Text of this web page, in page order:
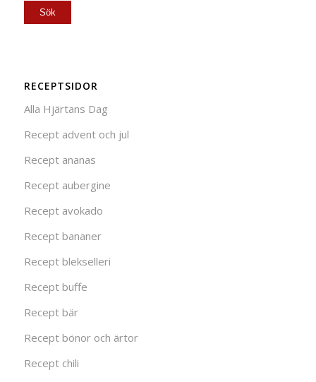
RECEPTSIDOR
Alla Hjärtans Dag
Recept advent och jul
Recept ananas
Recept aubergine
Recept avokado
Recept bananer
Recept blekselleri
Recept buffe
Recept bär
Recept bönor och ärtor
Recept chili